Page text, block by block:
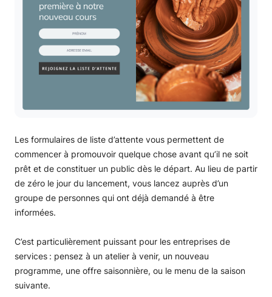
Les formulaires de liste d’attente vous permettent de
commencer à promouvoir quelque chose avant qu’il ne soit
prêt et de constituer un public dès le départ. Au lieu de partir
de zéro le jour du lancement, vous lancez auprès d’un
groupe de personnes qui ont déjà demandé à être
informées.
C’est particulièrement puissant pour les entreprises de
services : pensez à un atelier à venir, un nouveau
programme, une offre saisonnière, ou le menu de la saison
suivante.